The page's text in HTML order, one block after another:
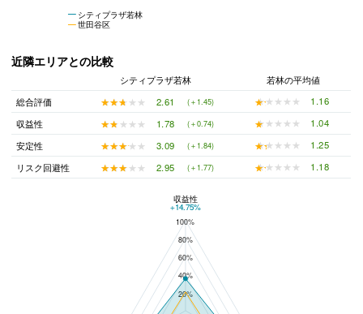
シティプラザ若林
世田谷区
近隣エリアとの比較
シティプラザ若林
若林の平均値
総合評価
★★★★★
★★★★★ 2.61 (＋1.45) ★★★★★
★★★★★
1.16
収益性
★★★★★
★★★★★ 1.78 (＋0.74) ★★★★★
★★★★★
1.04
安定性
★★★★★
★★★★★ 3.09 (＋1.84) ★★★★★
★★★★★
1.25
リスク回避性
★★★★★
★★★★★ 2.95 (＋1.77) ★★★★★
★★★★★ 1.18
100%
80%
60%
40%
20%
収益性
+14.75%